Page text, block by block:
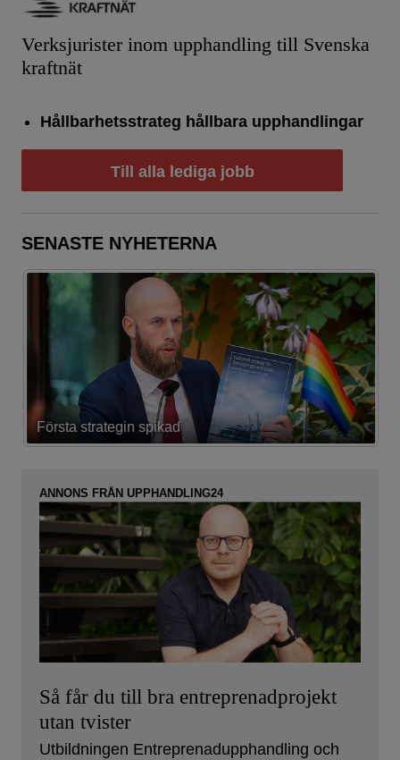
Verksjurister inom upphandling till Svenska
kraftnät
Hållbarhetsstrateg hållbara upphandlingar
Till alla lediga jobb
SENASTE NYHETERNA
Första strategin spikad
ANNONS FRÅN UPPHANDLING24
Så får du till bra entreprenadprojekt
utan tvister
Utbildningen Entreprenadupphandling och